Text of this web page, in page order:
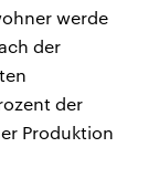
werde
der
der
Produktion